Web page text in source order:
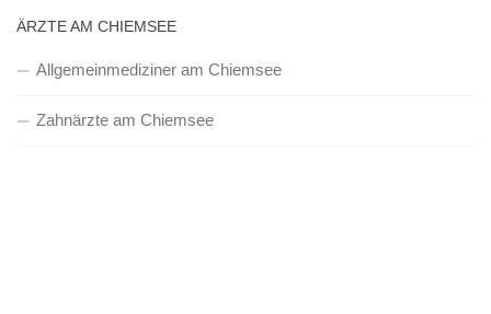
ÄRZTE AM CHIEMSEE
Allgemeinmediziner am Chiemsee
Zahnärzte am Chiemsee